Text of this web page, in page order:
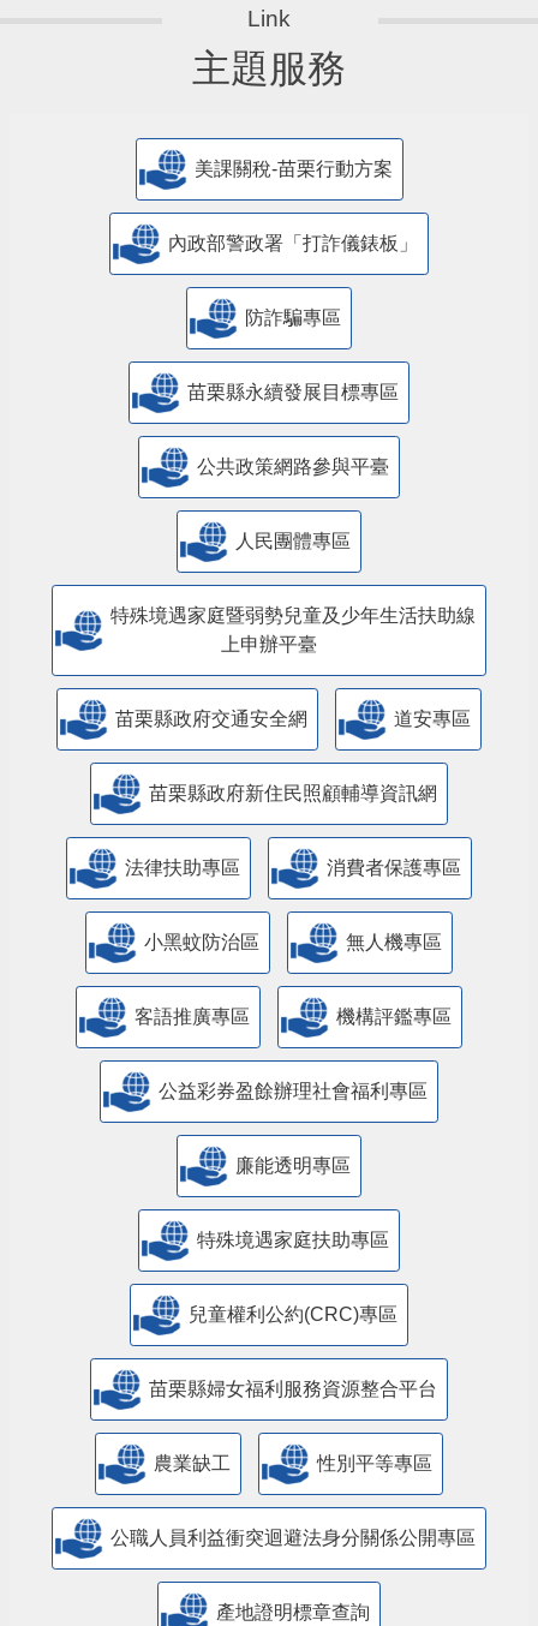
主題服務
美課關稅-苗栗行動方案
內政部警政署「打詐儀錶板」
防詐騙專區
苗栗縣永續發展目標專區
公共政策網路參與平臺
人民團體專區
特殊境遇家庭暨弱勢兒童及少年生活扶助線
上申辦平臺
苗栗縣政府交通安全網 道安專區
苗栗縣政府新住民照顧輔導資訊網
法律扶助專區 消費者保護專區
小黑蚊防治區 無人機專區
客語推廣專區 機構評鑑專區
公益彩券盈餘辦理社會福利專區
廉能透明專區
特殊境遇家庭扶助專區
兒童權利公約(CRC)專區
苗栗縣婦女福利服務資源整合平台
農業缺工 性別平等專區
公職人員利益衝突迴避法身分關係公開專區
產地證明標章查詢